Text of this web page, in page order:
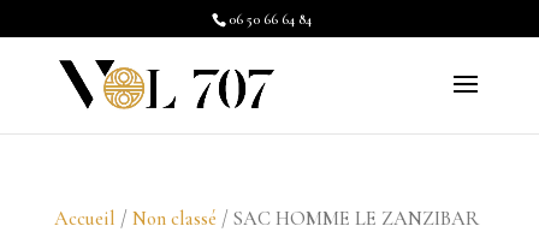
06 50 66 64 84
Accueil / Non classé / SAC HOMME LE ZANZIBAR